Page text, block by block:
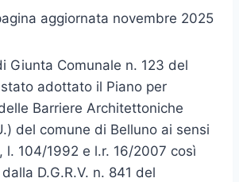
aggiornata novembre 2025
Giunta Comunale n. 123 del
adottato il Piano per
Barriere Architettoniche
del comune di Belluno ai sensi
l. 104/1992 e l.r. 16/2007 così
D.G.R.V. n. 841 del